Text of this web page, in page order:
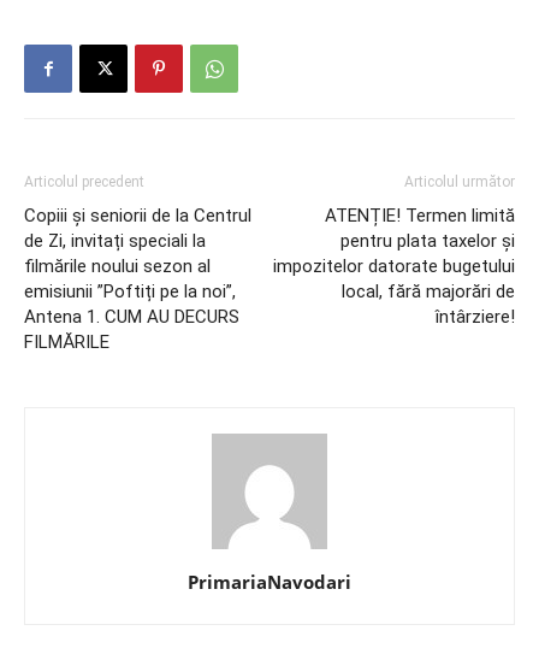
Articolul precedent
Copiii și seniorii de la Centrul
de Zi, invitați speciali la
filmările noului sezon al
emisiunii ”Poftiți pe la noi”,
Antena 1. CUM AU DECURS
FILMĂRILE
Articolul următor
ATENȚIE! Termen limită
pentru plata taxelor și
impozitelor datorate bugetului
local, fără majorări de
întârziere!
PrimariaNavodari